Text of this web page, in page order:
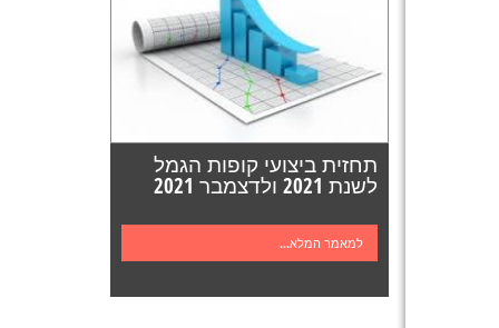
תחזית ביצועי קופות הגמל
לשנת 2021 ולדצמבר 2021
למאמר המלא...